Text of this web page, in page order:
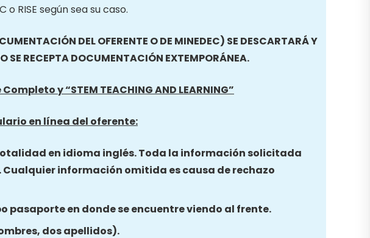
RISE según sea su caso.
DEL OFERENTE O DE MINEDEC) SE DESCARTARÁ Y
SE RECEPTA DOCUMENTACIÓN EXTEMPORÁNEA.
y “STEM TEACHING AND LEARNING”
en línea del oferente:
en idioma inglés. Toda la información solicitada
información omitida es causa de rechazo
pasaporte en donde se encuentre viendo al frente.
dos apellidos).